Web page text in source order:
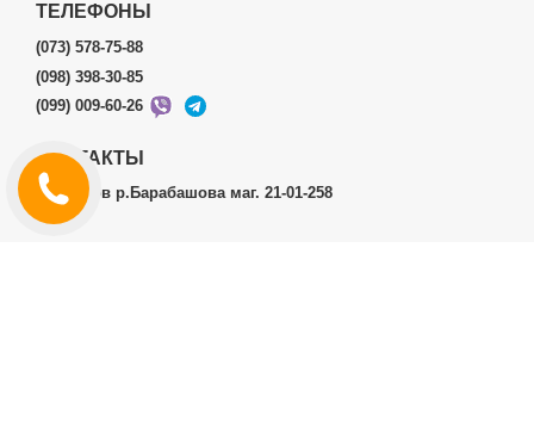
ТЕЛЕФОНЫ
(073) 578-75-88
(098) 398-30-85
(099) 009-60-26
КОНТАКТЫ
г.Харьков р.Барабашова маг. 21-01-258